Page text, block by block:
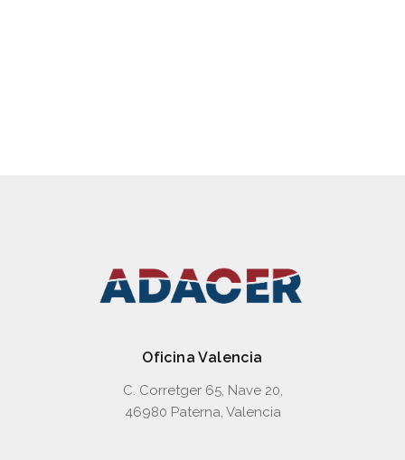
Oficina Valencia
C. Corretger 65, Nave 20,
46980 Paterna, Valencia